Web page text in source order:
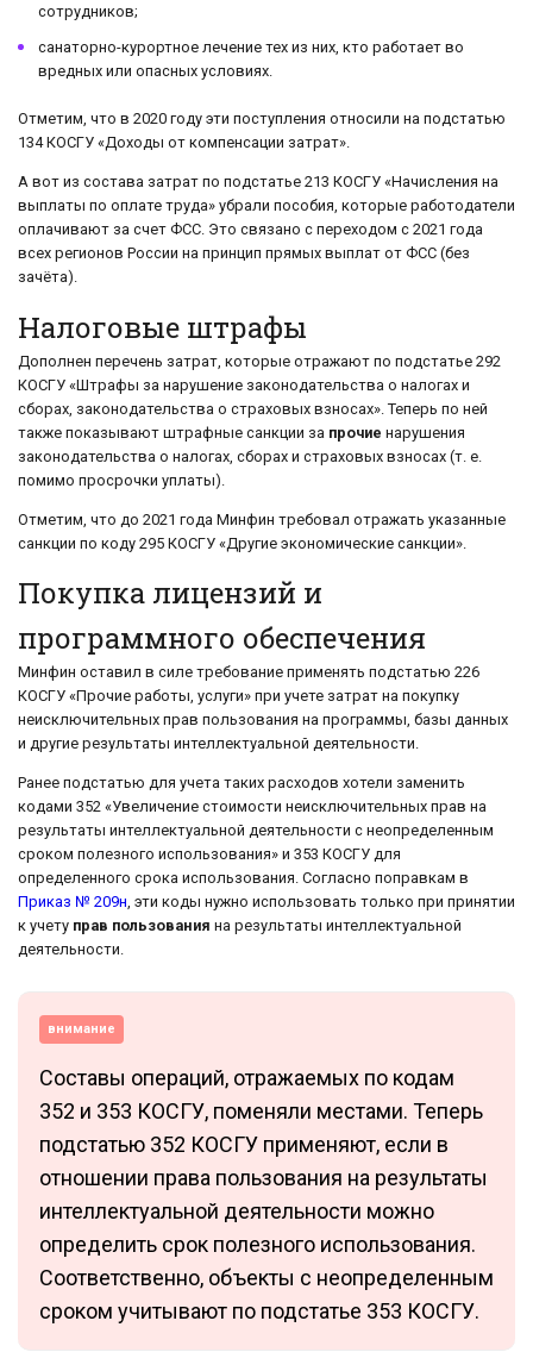
сотрудников;
санаторно-курортное лечение тех из них, кто работает во
вредных или опасных условиях.
Отметим, что в 2020 году эти поступления относили на подстатью
134 КОСГУ «Доходы от компенсации затрат».
А вот из состава затрат по подстатье 213 КОСГУ «Начисления на
выплаты по оплате труда» убрали пособия, которые работодатели
оплачивают за счет ФСС. Это связано с переходом с 2021 года
всех регионов России на принцип прямых выплат от ФСС (без
зачёта).
Налоговые штрафы
Дополнен перечень затрат, которые отражают по подстатье 292
КОСГУ «Штрафы за нарушение законодательства о налогах и
сборах, законодательства о страховых взносах». Теперь по ней
также показывают штрафные санкции за прочие нарушения
законодательства о налогах, сборах и страховых взносах (т. е.
помимо просрочки уплаты).
Отметим, что до 2021 года Минфин требовал отражать указанные
санкции по коду 295 КОСГУ «Другие экономические санкции».
Покупка лицензий и
программного обеспечения
Минфин оставил в силе требование применять подстатью 226
КОСГУ «Прочие работы, услуги» при учете затрат на покупку
неисключительных прав пользования на программы, базы данных
и другие результаты интеллектуальной деятельности.
Ранее подстатью для учета таких расходов хотели заменить
кодами 352 «Увеличение стоимости неисключительных прав на
результаты интеллектуальной деятельности с неопределенным
сроком полезного использования» и 353 КОСГУ для
определенного срока использования. Согласно поправкам в
Приказ № 209н, эти коды нужно использовать только при принятии
к учету прав пользования на результаты интеллектуальной
деятельности.
внимание
Составы операций, отражаемых по кодам
352 и 353 КОСГУ, поменяли местами. Теперь
подстатью 352 КОСГУ применяют, если в
отношении права пользования на результаты
интеллектуальной деятельности можно
определить срок полезного использования.
Соответственно, объекты с неопределенным
сроком учитывают по подстатье 353 КОСГУ.